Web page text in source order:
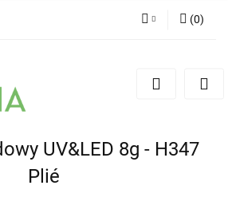
(0)
UV&LED 8g - H347
Plié